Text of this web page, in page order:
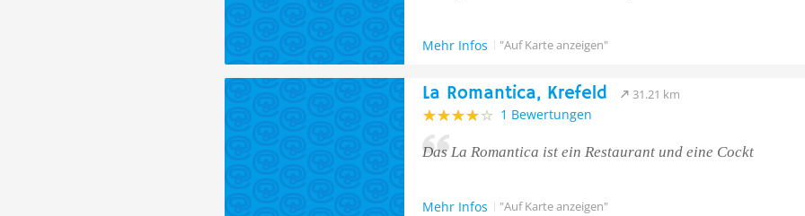
Mehr Infos "Auf Karte anzeigen"
La Romantica, Krefeld 31.21 km
1 Bewertungen
Das La Romantica ist ein Restaurant und eine Cockt
Mehr Infos "Auf Karte anzeigen"